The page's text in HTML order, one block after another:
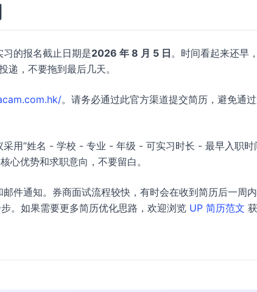
的报名截止日期是2026 年 8 月 5 日。时间看起来还早
递，不要拖到最后几天。
。请务必通过此官方渠道提交简历，避免通
用“姓名 - 学校 - 专业 - 年级 - 可实习时长 - 最早入职时
心优势和求职意向，不要留白。
件通知。券商面试流程较快，有时会在收到简历后一周
。如果需要更多简历优化思路，欢迎浏览 UP 简历范文